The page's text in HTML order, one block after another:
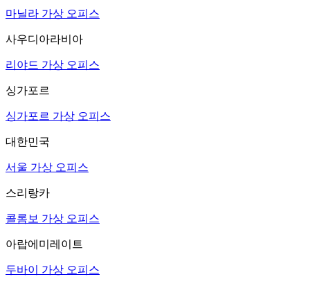
마닐라 가상 오피스
사우디아라비아
리야드 가상 오피스
싱가포르
싱가포르 가상 오피스
대한민국
서울 가상 오피스
스리랑카
콜롬보 가상 오피스
아랍에미레이트
두바이 가상 오피스